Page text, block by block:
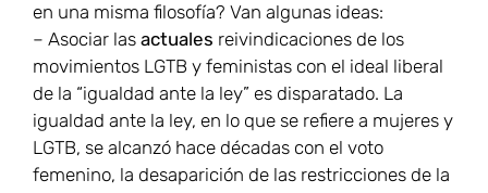
en una misma filosofía? Van algunas ideas:
– Asociar las actuales reivindicaciones de los
movimientos LGTB y feministas con el ideal liberal
de la “igualdad ante la ley” es disparatado. La
igualdad ante la ley, en lo que se refiere a mujeres y
LGTB, se alcanzó hace décadas con el voto
femenino, la desaparición de las restricciones de la